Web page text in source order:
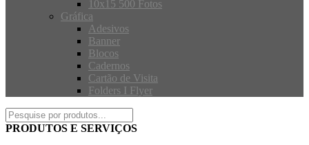
10x15 500 Fotos
Gráfica
Adesivos
Banner
Blocos
Cadernos
Cartão de Visita
Folders I Flyer
PRODUTOS E SERVIÇOS